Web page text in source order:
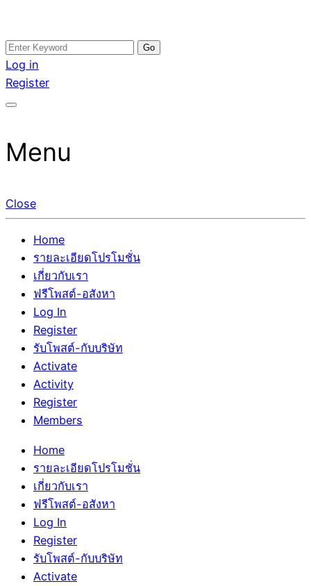
Skip
to
content
อสังหาโพสต์ รีวิวเยอะ รับจ้างโพสต์ขายบ้าน รับจ้างโพสต์อสัง
หา แตกต่างอย่างตั้งใจ รับรองผล อันดับ1 การโพสต์ขายอสังหา
กับทีมงานบริษัท บ้าน ที่ดิน คอนโด ติดGoogleหน้าแรกได้จริงๆ
รับจ้างโพสอสังหา ขายบ้าน อสังหาโพสต์ เชื่อถือได้จริง รับ
โพสต์ ที่ดิน กับทีมงานบริษัท ถูกและดีที่สุด ไม่มีค่านายหน้า
ขายได้จริงๆ ช่วยสร้างโอกาสในการขายได้มากกว่า ที่เดียว ที่
Search
for:
Log in
Register
Menu
Close
Home
รายละเอียดโปรโมชั่น
เกี่ยวกับเรา
ฟรีโพสต์-อสังหา
Log In
Register
รับโพสต์-กับบริษัท
Activate
Activity
Register
Members
Home
รายละเอียดโปรโมชั่น
เกี่ยวกับเรา
ฟรีโพสต์-อสังหา
Log In
Register
รับโพสต์-กับบริษัท
Activate